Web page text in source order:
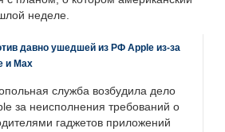
неделе.
давно ушедшей из РФ Apple из-за
и Max
служба возбудила дело
за неисполнения требований о
гаджетов приложений